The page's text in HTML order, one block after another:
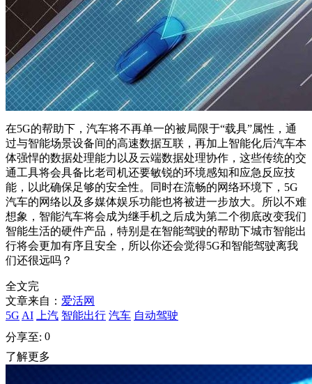
在5G的帮助下，汽车将不再单一的被局限于“载具”属性，通
过与智能场景设备间的高速数据互联，再加上智能化后汽车本
体强悍的数据处理能力以及云端数据处理协作，这些传统的交
通工具将会具备比老司机还要敏锐的环境感知和应急反应技
能，以此确保足够的安全性。同时在流畅的网络环境下，5G
汽车的网络以及多媒体娱乐功能也将被进一步放大。所以不难
想象，智能汽车将会成为继手机之后成为第二个彻底改变我们
智能生活的硬件产品，特别是在智能驾驶的帮助下城市智能出
行将会更加有序且安全，所以你还会觉得5G和智能驾驶离我
们还很远吗？
全文完
文章来自： 爱活网
5G AI 上汽 智能出行 汽车 自动驾驶
分享至: 0
了解更多